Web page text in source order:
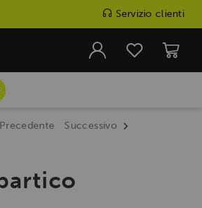
Servizio clienti
Precedente Successivo